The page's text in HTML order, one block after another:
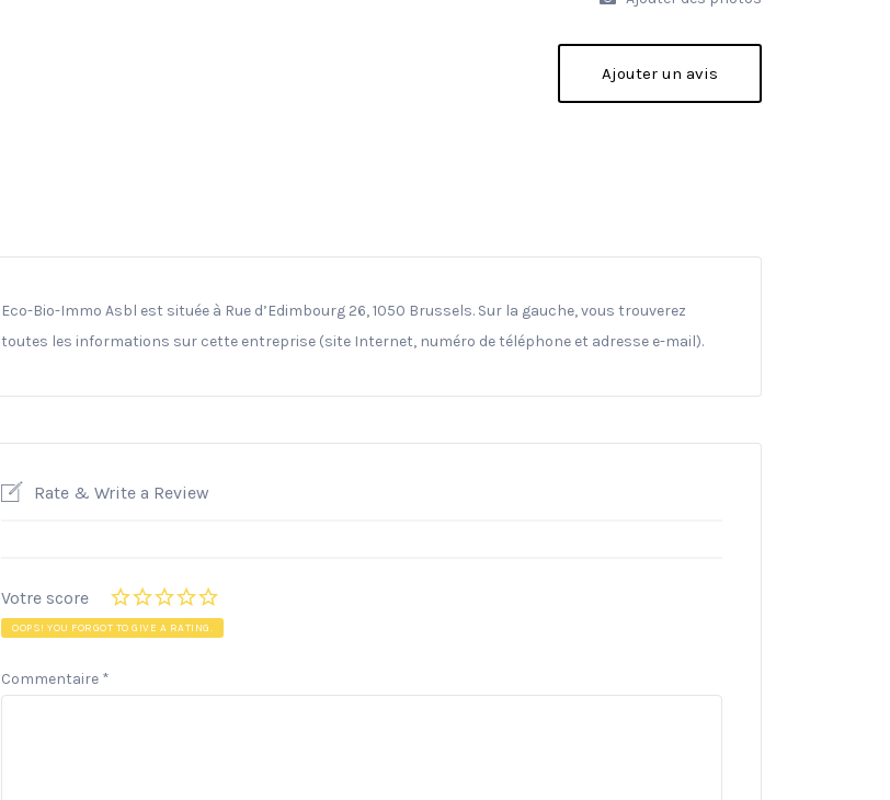
Ajouter un avis
Eco-Bio-Immo Asbl est située à Rue d’Edimbourg 26, 1050 Brussels. Sur la gauche, vous trouverez
toutes les informations sur cette entreprise (site Internet, numéro de téléphone et adresse e-mail).
Rate & Write a Review
Votre score
OOPS! YOU FORGOT TO GIVE A RATING.
Commentaire *